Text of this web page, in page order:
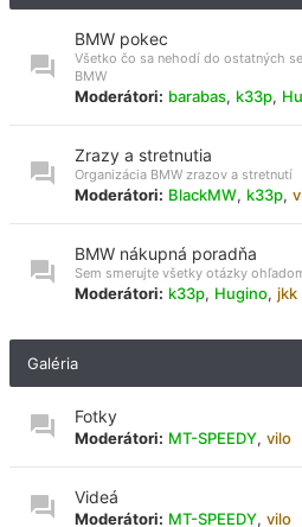
BMW pokec
Všetko čo sa nehodí do ostatných
BMW
Moderátori: barabas, k33p,
Zrazy a stretnutia
Organizácia BMW zrazov a stretnutí
Moderátori: BlackMW, k33p,
BMW nákupná poradňa
Sem smerujte všetky otázky
Moderátori: k33p, Hugino, jkk
Galéria
Fotky
Moderátori: MT-SPEEDY, vilo
Videá
Moderátori: MT-SPEEDY, vilo